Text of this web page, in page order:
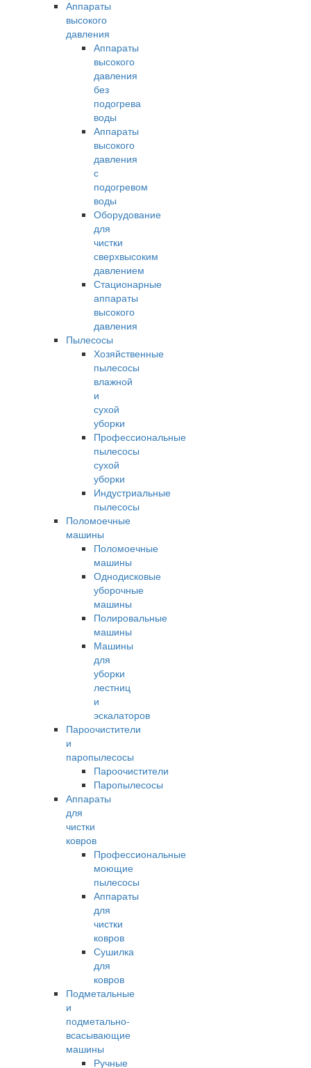
Аппараты
высокого
давления
Аппараты
высокого
давления
без
подогрева
воды
Аппараты
высокого
давления
с
подогревом
воды
Оборудование
для
чистки
сверхвысоким
давлением
Стационарные
аппараты
высокого
давления
Пылесосы
Хозяйственные
пылесосы
влажной
и
сухой
уборки
Профессиональные
пылесосы
сухой
уборки
Индустриальные
пылесосы
Поломоечные
машины
Поломоечные
машины
Однодисковые
уборочные
машины
Полировальные
машины
Машины
для
уборки
лестниц
и
эскалаторов
Пароочистители
и
паропылесосы
Пароочистители
Паропылесосы
Аппараты
для
чистки
ковров
Профессиональные
моющие
пылесосы
Аппараты
для
чистки
ковров
Сушилка
для
ковров
Подметальные
и
подметально-
всасывающие
машины
Ручные